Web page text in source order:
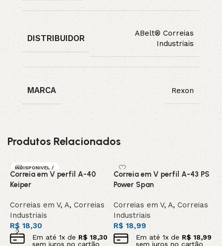
DISTRIBUIDOR
ABelt® Correias
Industriais
MARCA Rexon
Produtos Relacionados
INDISPONIVEL /
SOB ENCOMEN
DA
DESTAQUE
Correia em V perfil A-40
Keiper
Correias em V, A, Correias
Industriais
R$18,30
Em até 1x deR$ 18,30
sem juros no cartão
Correia em V perfil A-43 PS
Power Span
Correias em V,A,Correias
Industriais
R$18,99
Em até 1x de R$18,99
sem juros no cartão